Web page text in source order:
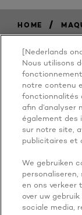
HOME /
[Nederlands
Nous utilisons
notre contenu
fonctionnalités
afin d’analyser
également des
sur notre site,
publicitaires et
We gebruiken
en ons verkeer
over uw
sociale media,